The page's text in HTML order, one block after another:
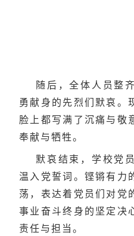
随后，全体人员整
勇献身的先烈们默哀。
脸上都写满了沉痛与敬
奉献与牺牲。
默哀结束，学校党
温入党誓词。铿锵有力
荡，表达着党员们对党
事业奋斗终身的坚定决
责任与担当。